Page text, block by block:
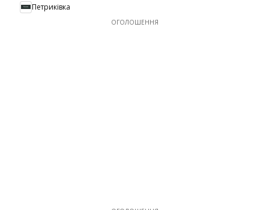
Петриківка
ОГОЛОШЕННЯ